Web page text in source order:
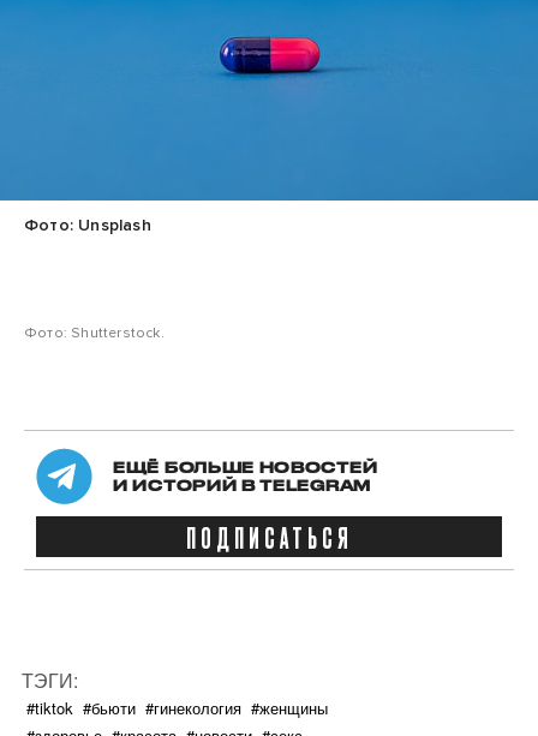
Фото: Unsplash
Фото: Shutterstock.
ЕЩЁ БОЛЬШЕ НОВОСТЕЙ
И ИСТОРИЙ В TELEGRAM
ПОДПИСАТЬСЯ
ТЭГИ:
#tiktok #бьюти #гинекология #женщины